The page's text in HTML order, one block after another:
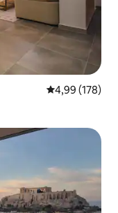
Միջին
4,99 (178)